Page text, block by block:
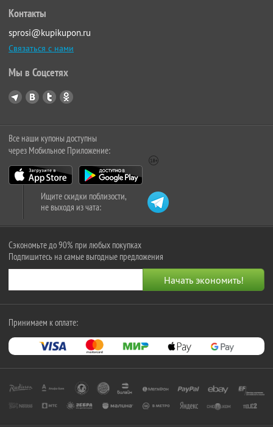
Контакты
sprosi@kupikupon.ru
Связаться с нами
Мы в Соцсетях
Все наши купоны доступны
через Мобильное Приложение:
Ищите скидки поблизости,
не выходя из чата:
Сэкономьте до 90% при любых покупках
Подпишитесь на самые выгодные предложения
Принимаем к оплате: